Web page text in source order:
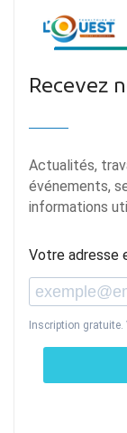
Recevez
Actualités,
événements,
informations
Votre adresse
Inscription